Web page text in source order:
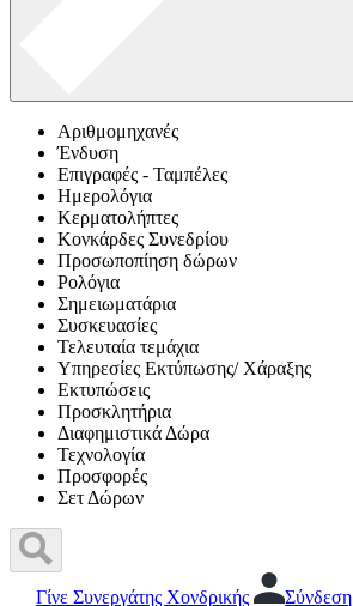
Αριθμομηχανές
Ένδυση
Επιγραφές - Ταμπέλες
Ημερολόγια
Κερματολήπτες
Κονκάρδες Συνεδρίου
Προσωποπίηση δώρων
Ρολόγια
Σημειωματάρια
Συσκευασίες
Τελευταία τεμάχια
Υπηρεσίες Εκτύπωσης/ Χάραξης
Εκτυπώσεις
Προσκλητήρια
Διαφημιστικά Δώρα
Τεχνολογία
Προσφορές
Σετ Δώρων
Γίνε Συνεργάτης Χονδρικής Σύνδεση